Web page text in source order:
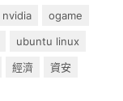
nvidia
ogame
ubuntu linux
經濟
資安